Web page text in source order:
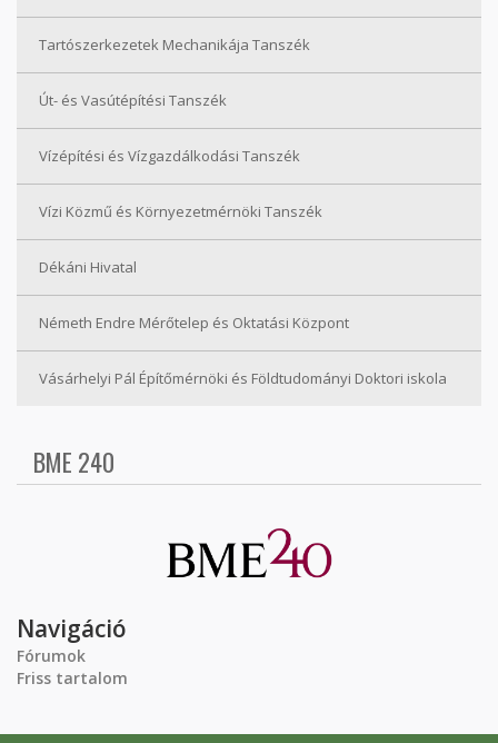
Tartószerkezetek Mechanikája Tanszék
Út- és Vasútépítési Tanszék
Vízépítési és Vízgazdálkodási Tanszék
Vízi Közmű és Környezetmérnöki Tanszék
Dékáni Hivatal
Németh Endre Mérőtelep és Oktatási Központ
Vásárhelyi Pál Építőmérnöki és Földtudományi Doktori iskola
BME 240
Navigáció
Fórumok
Friss tartalom